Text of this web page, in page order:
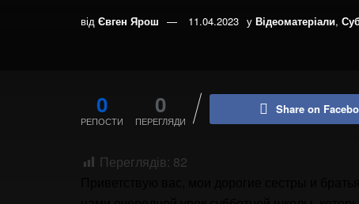
від Євген Ярош 11.04.2023 у Відеоматеріали,
0
РЕПОСТИ
0
ПЕРЕГЛЯДИ
Share on
Переглядів: 82